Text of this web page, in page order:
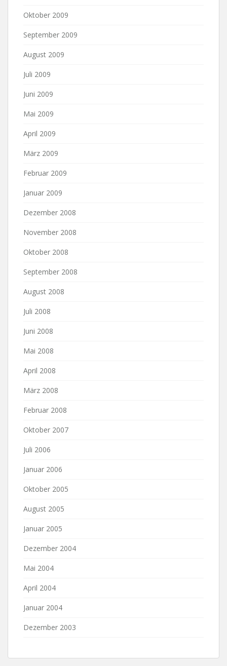
Oktober 2009
September 2009
August 2009
Juli 2009
Juni 2009
Mai 2009
April 2009
März 2009
Februar 2009
Januar 2009
Dezember 2008
November 2008
Oktober 2008
September 2008
August 2008
Juli 2008
Juni 2008
Mai 2008
April 2008
März 2008
Februar 2008
Oktober 2007
Juli 2006
Januar 2006
Oktober 2005
August 2005
Januar 2005
Dezember 2004
Mai 2004
April 2004
Januar 2004
Dezember 2003